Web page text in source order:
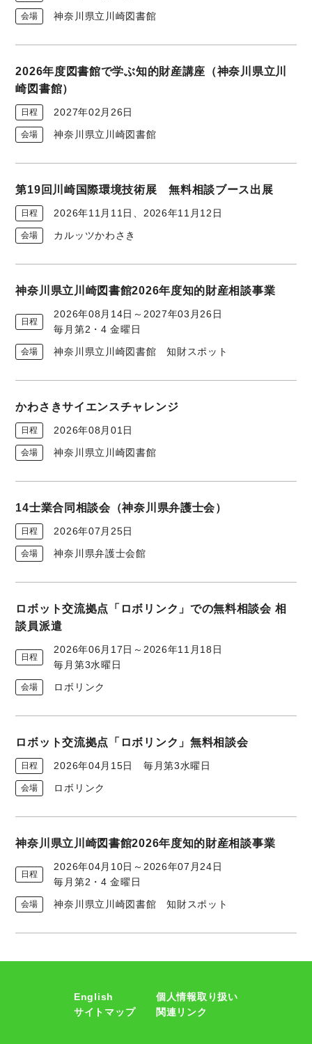
会場 神奈川県立川崎図書館
2026年度図書館で学ぶ知的財産講座（神奈川県立川
崎図書館）
日程 2027年02月26日
会場 神奈川県立川崎図書館
第19回川崎国際環境技術展 無料相談ブース出展
日程 2026年11月11日、2026年11月12日
会場 カルッツかわさき
神奈川県立川崎図書館2026年度知的財産相談事業
日程
2026年08月14日～2027年03月26日
毎月第2・4 金曜日
会場 神奈川県立川崎図書館 知財スポット
かわさきサイエンスチャレンジ
日程 2026年08月01日
会場 神奈川県立川崎図書館
14士業合同相談会（神奈川県弁護士会）
日程 2026年07月25日
会場 神奈川県弁護士会館
ロボット交流拠点「ロボリンク」での無料相談会 相
談員派遣
日程
2026年06月17日～2026年11月18日
毎月第3水曜日
会場 ロボリンク
ロボット交流拠点「ロボリンク」無料相談会
日程 2026年04月15日 毎月第3水曜日
会場 ロボリンク
神奈川県立川崎図書館2026年度知的財産相談事業
日程
2026年04月10日～2026年07月24日
毎月第2・4 金曜日
会場 神奈川県立川崎図書館 知財スポット
English
個人情報取り扱い
サイトマップ
関連リンク